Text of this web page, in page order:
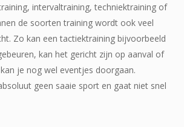
intervaltraining, techniektraining of
de soorten training wordt ook veel
Zo kan een tactiektraining bijvoorbeeld
kan het gericht zijn op aanval of
je nog wel eventjes doorgaan.
geen saaie sport en gaat niet snel